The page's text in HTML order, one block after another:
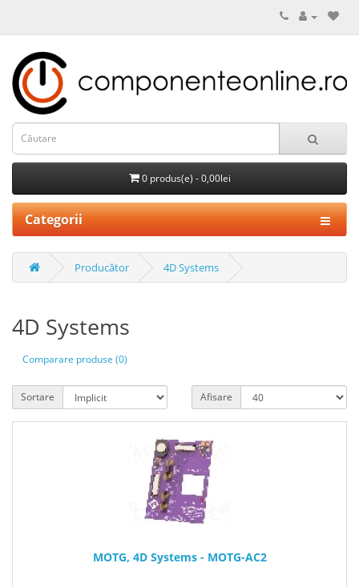
0 produs(e) - 0,00lei
Categorii
Producător 4D Systems
4D Systems
Comparare produse (0)
Sortare Afisare
MOTG, 4D Systems - MOTG-AC2